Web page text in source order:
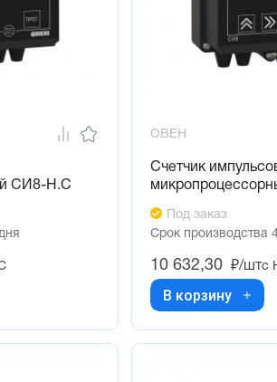
СИ8-Н.С
ОВЕН
Счетчик
Под заказ
Срок производства
10 632,30 ₽/штс
В корзину